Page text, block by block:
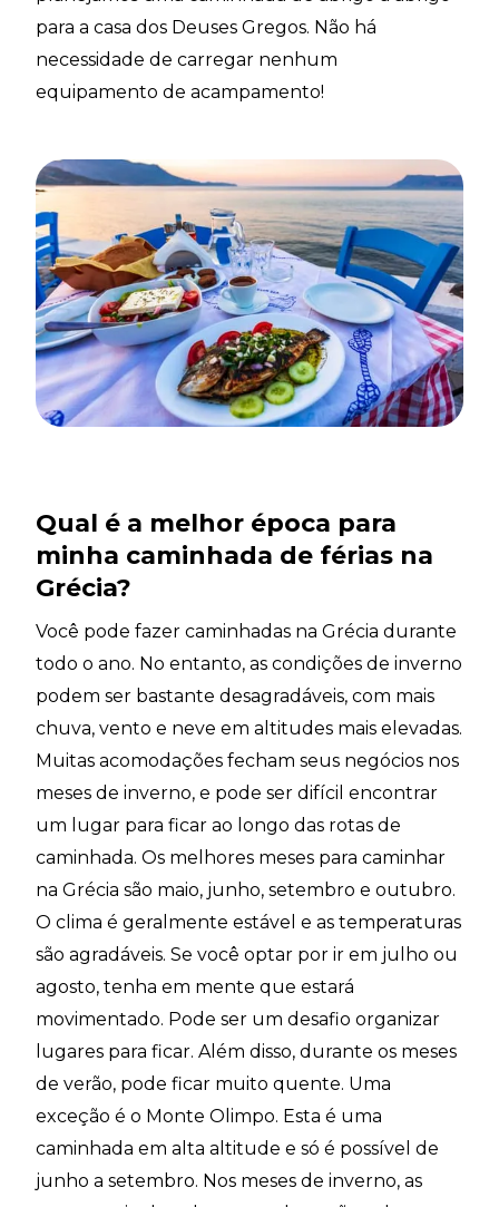
para a casa dos Deuses Gregos. Não há
necessidade de carregar nenhum
equipamento de acampamento!
Qual é a melhor época para
minha caminhada de férias na
Grécia?
Você pode fazer caminhadas na Grécia durante
todo o ano. No entanto, as condições de inverno
podem ser bastante desagradáveis, com mais
chuva, vento e neve em altitudes mais elevadas.
Muitas acomodações fecham seus negócios nos
meses de inverno, e pode ser difícil encontrar
um lugar para ficar ao longo das rotas de
caminhada. Os melhores meses para caminhar
na Grécia são maio, junho, setembro e outubro.
O clima é geralmente estável e as temperaturas
são agradáveis. Se você optar por ir em julho ou
agosto, tenha em mente que estará
movimentado. Pode ser um desafio organizar
lugares para ficar. Além disso, durante os meses
de verão, pode ficar muito quente. Uma
exceção é o Monte Olimpo. Esta é uma
caminhada em alta altitude e só é possível de
junho a setembro. Nos meses de inverno, as